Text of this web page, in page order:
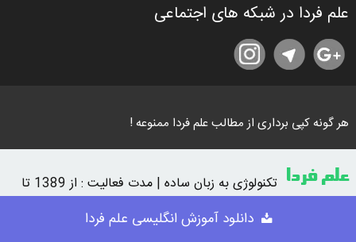
علم فردا در شبکه های اجتماعی
هر گونه کپی برداری از مطالب علم فردا ممنوعه !
علم فردا
تکنولوژی به زبان ساده | مدت فعالیت : از 1389 تا
دانلود آموزش انگلیسی علم فردا